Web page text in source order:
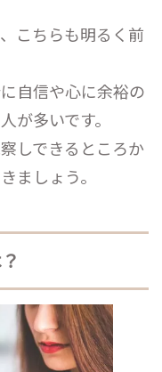
こちらも明るく前
自信や心に余裕の
が多いです。
しできるところか
ましょう。